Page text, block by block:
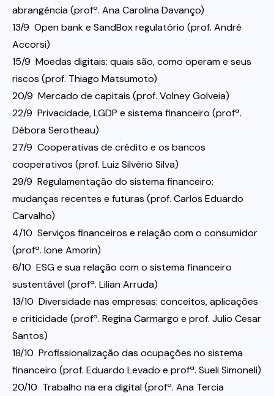
abrangência (profª. Ana Carolina Davanço)
13/9  Open bank e SandBox regulatório (prof. André
Accorsi)
15/9  Moedas digitais: quais são, como operam e seus
riscos (prof. Thiago Matsumoto)
20/9  Mercado de capitais (prof. Volney Golveia)
22/9  Privacidade, LGDP e sistema financeiro (profª.
Débora Serotheau)
27/9  Cooperativas de crédito e os bancos
cooperativos (prof. Luiz Silvério Silva)
29/9  Regulamentação do sistema financeiro:
mudanças recentes e futuras (prof. Carlos Eduardo
Carvalho)
4/10  Serviços financeiros e relação com o consumidor
(profª. Ione Amorin)
6/10  ESG e sua relação com o sistema financeiro
sustentável (profª. Lilian Arruda)
13/10  Diversidade nas empresas: conceitos, aplicações
e criticidade (profª. Regina Carmargo e prof. Julio Cesar
Santos)
18/10  Profissionalização das ocupações no sistema
financeiro (prof. Eduardo Levado e profª. Sueli Simoneli)
20/10  Trabalho na era digital (profª. Ana Tercia